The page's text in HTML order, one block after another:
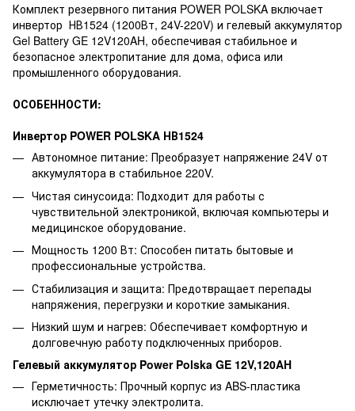
Комплект резервного питания POWER POLSKA включает
инвертор НВ1524 (1200Вт, 24V-220V) и гелевый аккумулятор
Gel Battery GE 12V120AH, обеспечивая стабильное и
безопасное электропитание для дома, офиса или
промышленного оборудования.
ОСОБЕННОСТИ:
Инвертор POWER POLSKA НВ1524
Автономное питание: Преобразует напряжение 24V от
аккумулятора в стабильное 220V.
Чистая синусоида: Подходит для работы с
чувствительной электроникой, включая компьютеры и
медицинское оборудование.
Мощность 1200 Вт: Способен питать бытовые и
профессиональные устройства.
Стабилизация и защита: Предотвращает перепады
напряжения, перегрузки и короткие замыкания.
Низкий шум и нагрев: Обеспечивает комфортную и
долговечную работу подключенных приборов.
Гелевый аккумулятор Power Polska GE 12V,120AH
Герметичность: Прочный корпус из ABS-пластика
исключает утечку электролита.